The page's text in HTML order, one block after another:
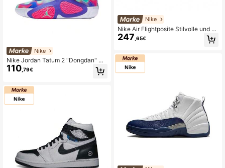
Nike
Nike Jordan Tatum 2 "Dongdan" Ba
sketballschuhe, Herren, Lila, Beque
m, Stoßabsorbierend, Rutschfest, la
110,79€
Nike
Nike Air Flightposite Stilvolle und b
equeme Mid-Top Basketballschuhe
für Herren, Schwarz/Lila, 2025 Editi
247 ,65€